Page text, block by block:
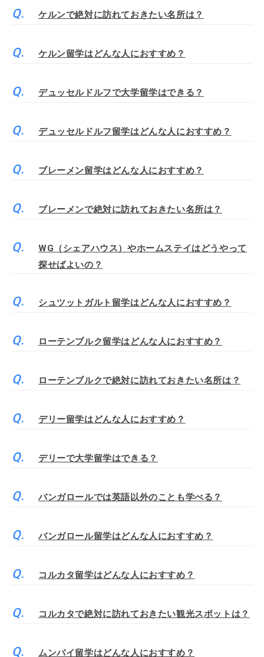
ケルンで絶対に訪れておきたい名所は？
ケルン留学はどんな人におすすめ？
デュッセルドルフで大学留学はできる？
デュッセルドルフ留学はどんな人におすすめ？
ブレーメン留学はどんな人におすすめ？
ブレーメンで絶対に訪れておきたい名所は？
WG（シェアハウス）やホームステイはどうやって
探せばよいの？
シュツットガルト留学はどんな人におすすめ？
ローテンブルク留学はどんな人におすすめ？
ローテンブルクで絶対に訪れておきたい名所は？
デリー留学はどんな人におすすめ？
デリーで大学留学はできる？
バンガロールでは英語以外のことも学べる？
バンガロール留学はどんな人におすすめ？
コルカタ留学はどんな人におすすめ？
コルカタで絶対に訪れておきたい観光スポットは？
ムンバイ留学はどんな人におすすめ？